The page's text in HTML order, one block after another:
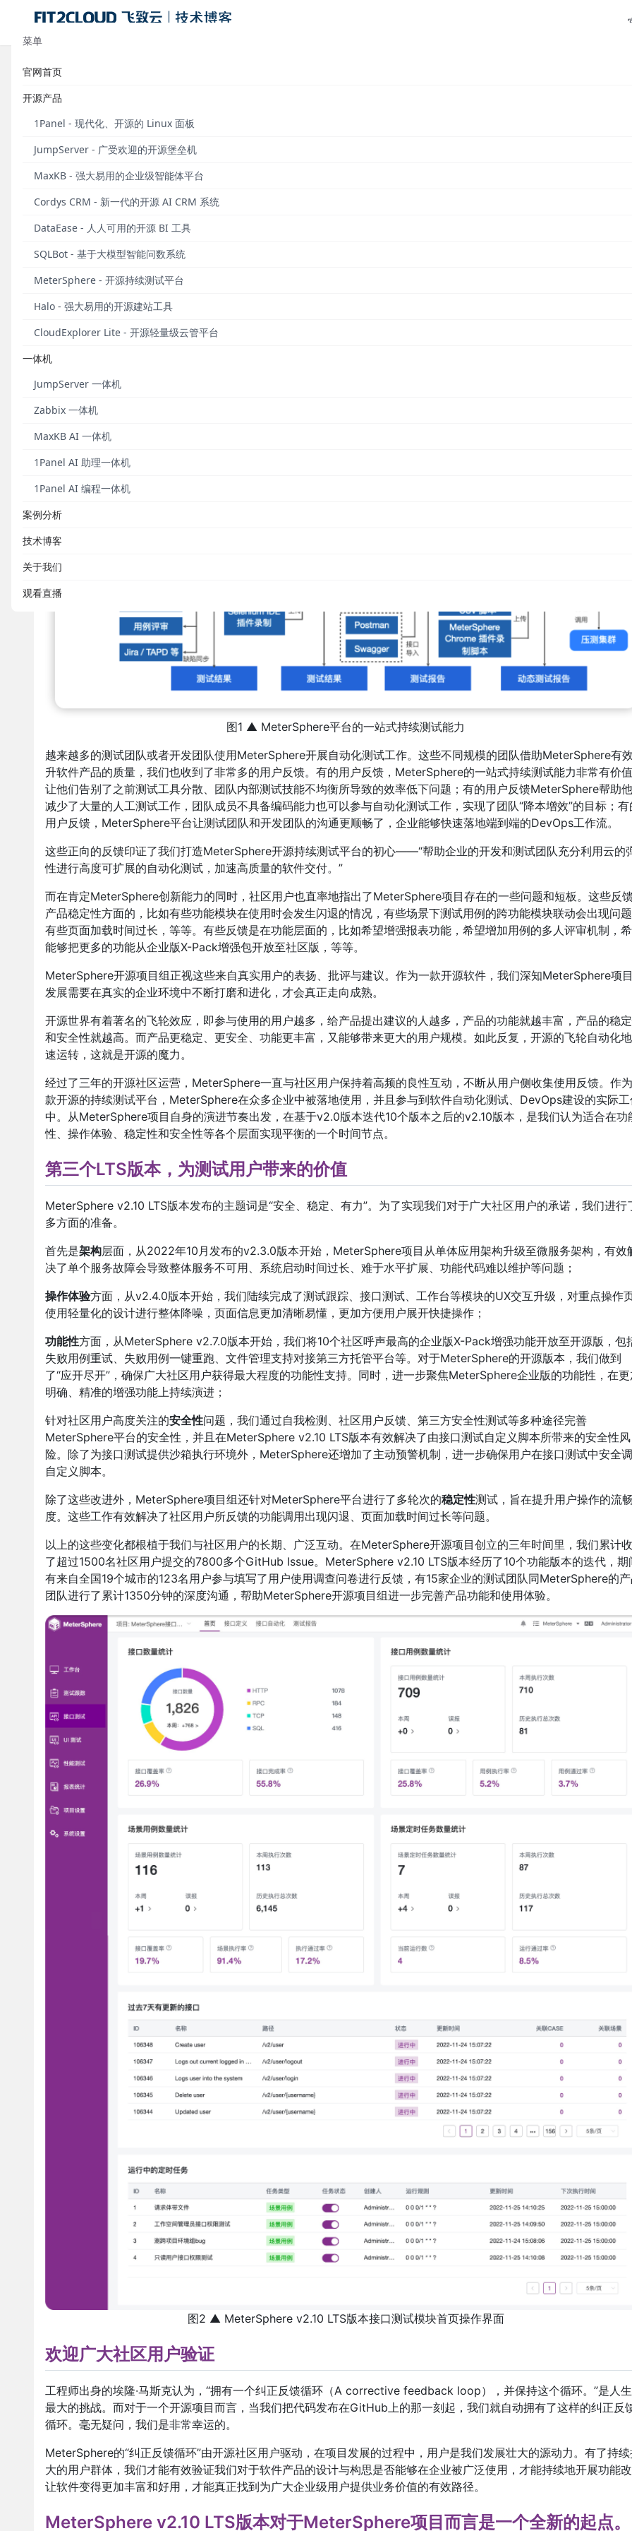
菜单
官网首页
开源产品
1Panel - 现代化、开源的 Linux 面板
JumpServer - 广受欢迎的开源堡垒机
MaxKB - 强大易用的企业级智能体平台
Cordys CRM - 新一代的开源 AI CRM 系统
DataEase - 人人可用的开源 BI 工具
SQLBot - 基于大模型智能问数系统
MeterSphere - 开源持续测试平台
Halo - 强大易用的开源建站工具
CloudExplorer Lite - 开源轻量级云管平台
一体机
JumpServer 一体机
Zabbix 一体机
MaxKB AI 一体机
1Panel AI 助理一体机
1Panel AI 编程一体机
案例分析
技术博客
关于我们
观看直播
三年时间打磨，MeterSphere v2.10 LTS版本给测试用户带来的价值
发布于 2023年06月21日
2023年5月，MeterSphere开源持续测试平台（
源项目自2020年2月写下第一行代码后发布的第三个LTS版本。
在软件行业，LTS（即Long Term Support）版本代表着软件开发者在产品生命周期层面对于产品质量的管控力，在一
代路径中，开源软件的提供者选择了一个节点去实现软件功能性和可靠性的平衡，并且这种平衡是能够被大量的社区用
所验证并认可的。
从2021年起，MeterSphere开源项目每年发布一个LTS版本，每个LTS版本都经历了10个以上版本的迭代。在功能的丰
本，我们将每两周发布一个小版本，固化大部分的功能，持续进行问题修复更新，并针对一小部分的功能进行优化改进
MeterSphere v2.10 LTS版本从开源社区的用户中来，也正在被开源用户广泛地验证。作为一款平台型的开源软件产品
至今，其累计的安装部署次数已经超过了160,000次。
图1 ▲ MeterSphere平台的一站式持续测试能力
越来越多的测试团队或者开发团队使用MeterSphere开展自动化测试工作。这些不同规模的团队借助MeterSphere有
升软件产品的质量，我们也收到了非常多的用户反馈。有的用户反馈，MeterSphere的一站式持续测试能力非常有价值
让他们告别了之前测试工具分散、团队内部测试技能不均衡所导致的效率低下问题；有的用户反馈MeterSphere帮助
减少了大量的人工测试工作，团队成员不具备编码能力也可以参与自动化测试工作，实现了团队“降本增效”的目标；有
用户反馈，MeterSphere平台让测试团队和开发团队的沟通更顺畅了，企业能够快速落地端到端的DevOps工作流。
这些正向的反馈印证了我们打造MeterSphere开源持续测试平台的初心——“帮助企业的开发和测试团队充分利用云的
性进行高度可扩展的自动化测试，加速高质量的软件交付。”
而在肯定MeterSphere创新能力的同时，社区用户也直率地指出了MeterSphere项目存在的一些问题和短板。这些反
产品稳定性方面的，比如有些功能模块在使用时会发生闪退的情况，有些场景下测试用例的跨功能模块联动会出现问题
有些页面加载时间过长，等等。有些反馈是在功能层面的，比如希望增强报表功能，希望增加用例的多人评审机制，
能够把更多的功能从企业版X-Pack增强包开放至社区版，等等。
MeterSphere开源项目组正视这些来自真实用户的表扬、批评与建议。作为一款开源软件，我们深知MeterSphere项
发展需要在真实的企业环境中不断打磨和进化，才会真正走向成熟。
开源世界有着著名的飞轮效应，即参与使用的用户越多，给产品提出建议的人越多，产品的功能就越丰富，产品的稳
和安全性就越高。而产品更稳定、更安全、功能更丰富，又能够带来更大的用户规模。如此反复，开源的飞轮自动化
速运转，这就是开源的魔力。
经过了三年的开源社区运营，MeterSphere一直与社区用户保持着高频的良性互动，不断从用户侧收集使用反馈。作
款开源的持续测试平台，MeterSphere在众多企业中被落地使用，并且参与到软件自动化测试、DevOps建设的实际
中。从MeterSphere项目自身的演进节奏出发，在基于v2.0版本迭代10个版本之后的v2.10版本，是我们认为适合在功
性、操作体验、稳定性和安全性等各个层面实现平衡的一个时间节点。
第三个LTS版本，为测试用户带来的价值
MeterSphere v2.10 LTS版本发布的主题词是“安全、稳定、有力”。为了实现我们对于广大社区用户的承诺，我们进行
多方面的准备。
首先是架构层面，从2022年10月发布的v2.3.0版本开始，MeterSphere项目从单体应用架构升级至微服务架构，有效
决了单个服务故障会导致整体服务不可用、系统启动时间过长、难于水平扩展、功能代码难以维护等问题；
操作体验方面，从v2.4.0版本开始，我们陆续完成了测试跟踪、接口测试、工作台等模块的UX交互升级，对重点操作
使用轻量化的设计进行整体降噪，页面信息更加清晰易懂，更加方便用户展开快捷操作；
功能性方面，从MeterSphere v2.7.0版本开始，我们将10个社区呼声最高的企业版X-Pack增强功能开放至开源版，包
失败用例重试、失败用例一键重跑、文件管理支持对接第三方托管平台等。对于MeterSphere的开源版本，我们做到
了“应开尽开”，确保广大社区用户获得最大程度的功能性支持。同时，进一步聚焦MeterSphere企业版的功能性，在更
明确、精准的增强功能上持续演进；
针对社区用户高度关注的安全性问题，我们通过自我检测、社区用户反馈、第三方安全性测试等多种途径完善
MeterSphere平台的安全性，并且在MeterSphere v2.10 LTS版本有效解决了由接口测试自定义脚本所带来的安全性风
险。除了为接口测试提供沙箱执行环境外，MeterSphere还增加了主动预警机制，进一步确保用户在接口测试中安全
自定义脚本。
除了这些改进外，MeterSphere项目组还针对MeterSphere平台进行了多轮次的稳定性测试，旨在提升用户操作的流畅
度。这些工作有效解决了社区用户所反馈的功能调用出现闪退、页面加载时间过长等问题。
以上的这些变化都根植于我们与社区用户的长期、广泛互动。在MeterSphere开源项目创立的三年时间里，我们累计
了超过1500名社区用户提交的7800多个GitHub Issue。MeterSphere v2.10 LTS版本经历了10个功能版本的迭代，期
有来自全国19个城市的123名用户参与填写了用户使用调查问卷进行反馈，有15家企业的测试团队同MeterSphere的
团队进行了累计1350分钟的深度沟通，帮助MeterSphere开源项目组进一步完善产品功能和使用体验。
图2 ▲ MeterSphere v2.10 LTS版本接口测试模块首页操作界面
欢迎广大社区用户验证
工程师出身的埃隆·马斯克认为，“拥有一个纠正反馈循环（A corrective feedback loop），并保持这个循环。”是人
最大的挑战。而对于一个开源项目而言，当我们把代码发布在GitHub上的那一刻起，我们就自动拥有了这样的纠正反
循环。毫无疑问，我们是非常幸运的。
MeterSphere的“纠正反馈循环”由开源社区用户驱动，在项目发展的过程中，用户是我们发展壮大的源动力。有了持
大的用户群体，我们才能有效验证我们对于软件产品的设计与构思是否能够在企业被广泛使用，才能持续地开展功能
让软件变得更加丰富和好用，才能真正找到为广大企业级用户提供业务价值的有效路径。
MeterSphere v2.10 LTS版本对于MeterSphere项目而言是一个全新的起点。